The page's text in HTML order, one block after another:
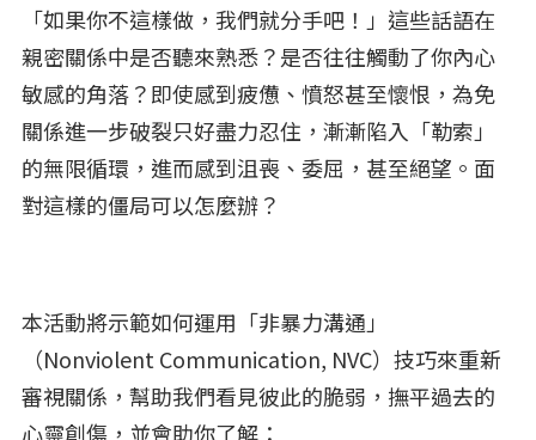
「如果你不這樣做，我們就分手吧！」這些話語在
親密關係中是否聽來熟悉？是否往往觸動了你內心
敏感的角落？即使感到疲憊、憤怒甚至懷恨，為免
關係進一步破裂只好盡力忍住，漸漸陷入「勒索」
的無限循環，進而感到沮喪、委屈，甚至絕望。面
對這樣的僵局可以怎麼辦？
本活動將示範如何運用「非暴力溝通」
（Nonviolent Communication, NVC）技巧來重新
審視關係，幫助我們看見彼此的脆弱，撫平過去的
心靈創傷，並會助你了解：